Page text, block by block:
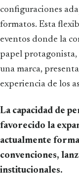
configuraciones
formatos. Esta
eventos donde la
papel protagonista,
una marca,
experiencia de los
La capacidad de
favorecido la
actualmente
convenciones,
institucionales.